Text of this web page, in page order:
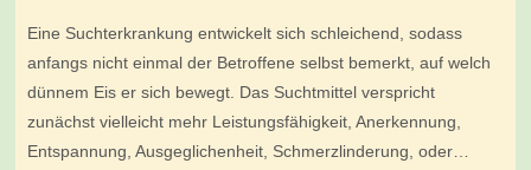
Eine Suchterkrankung entwickelt sich schleichend, sodass
anfangs nicht einmal der Betroffene selbst bemerkt, auf welch
dünnem Eis er sich bewegt. Das Suchtmittel verspricht
zunächst vielleicht mehr Leistungsfähigkeit, Anerkennung,
Entspannung, Ausgeglichenheit, Schmerzlinderung, oder…